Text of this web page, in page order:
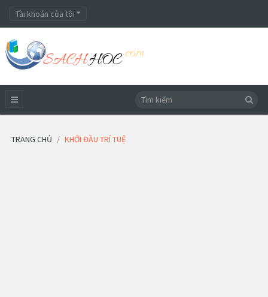
Tài khoản của tôi
TRANG CHỦ KHỞI ĐẦU TRÍ TUỆ